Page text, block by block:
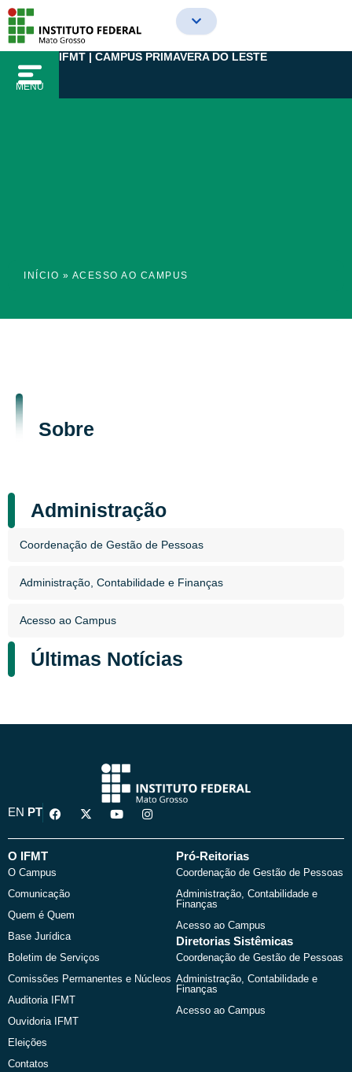
para
conteúdo
MENU
IFMT | CAMPUS PRIMAVERA DO LESTE
INÍCIO » ACESSO AO CAMPUS
Sobre
Administração
Coordenação de Gestão de Pessoas
Administração, Contabilidade e Finanças
Acesso ao Campus
Últimas Notícias
EN PT
F
a
e
o
k
X
-
w
Y
o
t
I
n
t
O IFMT
O Campus
Comunicação
Quem é Quem
Base Jurídica
Boletim de Serviços
Comissões Permanentes e Núcleos
Auditoria IFMT
Ouvidoria IFMT
Eleições
Contatos
Pró-Reitorias
Coordenação de Gestão de Pessoas
Administração, Contabilidade e
Finanças
Acesso ao Campus
Diretorias Sistêmicas
Coordenação de Gestão de Pessoas
Administração, Contabilidade e
Finanças
Acesso ao Campus